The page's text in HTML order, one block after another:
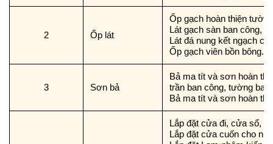
2 Ốp lát
Ốp gạch hoàn thiện
Lát gạch sàn ban công,
Lát đá nung kết ngạch
Ốp gạch viên bồn bông.
3 Sơn bả
Bả ma tít và sơn hoàn
trần ban công, tường ban
Bả ma tít và sơn hoàn
Lắp đặt cửa đi, cửa sổ,
Lắp đặt cửa cuốn cho